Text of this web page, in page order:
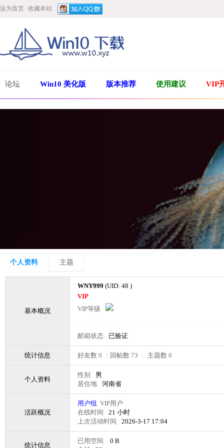
设为首页 收藏本站
论坛 Win10 美化版 版本推荐 使用建议 VIP
个人资料 主题
基本概况
WNY999 (UID: 48 )
VIP
VIP等级
邮箱状态 已验证
统计信息 好友数 0 | 回帖数 73 | 主题数 0
个人资料
性别
男
居住地
河南省
活跃概况
用户组 VIP用户
在线时间
21 小时
上次活动时间
2026-3-17 17:04
统计信息
已用空间
0 B